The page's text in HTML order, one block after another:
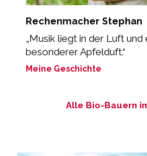
Rechenmacher Stephan
„Musik liegt in der Luft und
besonderer Apfelduft.“
Meine Geschichte
Alle Bio-Bauern